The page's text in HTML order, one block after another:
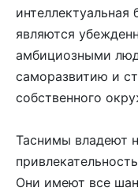
интеллектуальная
являются
амбициозными
саморазвитию и
собственного
Таснимы владеют
Они имеют все